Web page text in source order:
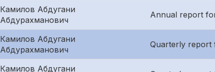
Камилов Абдугани
Абдурахманович
Annual report
Камилов Абдугани
Абдурахманович
Quarterly report
Камилов Абдугани